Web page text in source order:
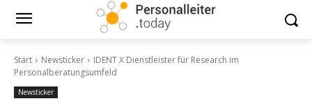
Start Newsticker
IDENT X Dienstleister für Research im
Personalberatungsumfeld
Newsticker